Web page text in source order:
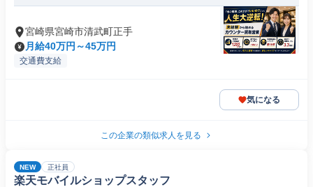
宮崎県宮崎市清武町正手
月給40万円～45万円
交通費支給
気になる
この企業の類似求人を見る
NEW 正社員
楽天モバイルショップスタッフ